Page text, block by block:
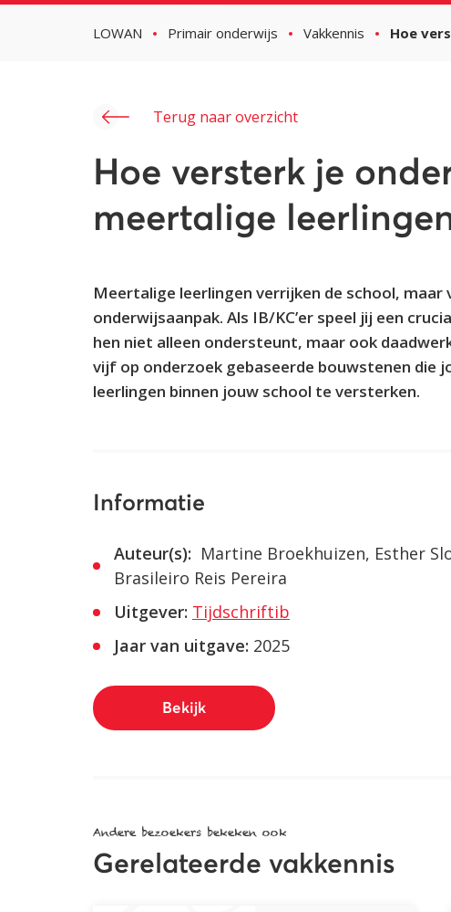
LOWAN Primair onderwijs Vakkennis Hoe
Terug naar overzicht
Hoe versterk je
meertalige
Meertalige leerlingen verrijken de school,
onderwijsaanpak. Als IB/KC’er speel jij een
hen niet alleen ondersteunt, maar ook
vijf op onderzoek gebaseerde bouwstenen die
leerlingen binnen jouw school te versterken.
Informatie
Auteur(s): Martine Broekhuizen, Esther
Brasileiro Reis Pereira
Uitgever: Tijdschriftib
Jaar van uitgave: 2025
Bekijk
Andere bezoekers bekeken ook
Gerelateerde vakkennis